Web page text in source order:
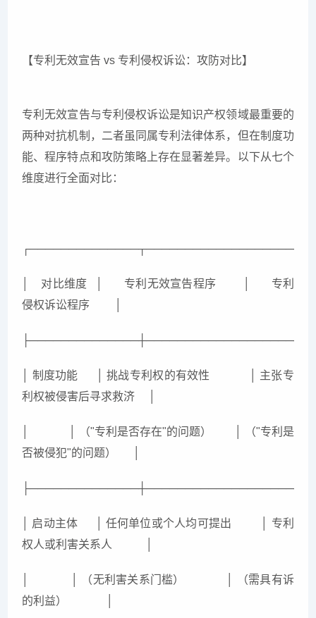
【专利无效宣告 vs 专利侵权诉讼：攻防对比】
专利无效宣告与专利侵权诉讼是知识产权领域最重要的
两种对抗机制，二者虽同属专利法律体系，但在制度功
能、程序特点和攻防策略上存在显著差异。以下从七个
维度进行全面对比：
│ 对比维度 │ 专利无效宣告程序 │ 专利
侵权诉讼程序 │
│ 制度功能 │ 挑战专利权的有效性 │ 主张专
利权被侵害后寻求救济 │
│ │ （"专利是否存在"的问题） │ （"专利是
否被侵犯"的问题） │
│ 启动主体 │ 任何单位或个人均可提出 │ 专利
权人或利害关系人 │
│ │ （无利害关系门槛） │ （需具有诉
的利益） │